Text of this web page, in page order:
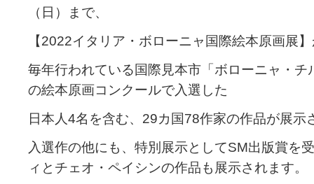
（日）まで、
【2022イタリア・ボローニャ国際絵本原画展
毎年行われている国際見本市「ボローニャ・
の絵本原画コンクールで入選した
日本人4名を含む、29カ国78作家の作品が展示
入選作の他にも、特別展示としてSM出版賞を
ィとチェオ・ペイシンの作品も展示されます。